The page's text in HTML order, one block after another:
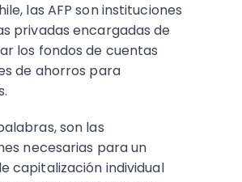
las AFP son instituciones
privadas encargadas de
los fondos de cuentas
de ahorros para
son las
necesarias para un
capitalización individual